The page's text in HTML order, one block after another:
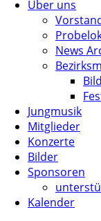
Über uns
News
Jungmusik
Mitglieder
Konzerte
Bilder
Sponsoren
Kalender